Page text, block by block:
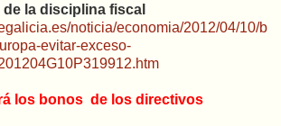
la disciplina fiscal
noticia/economia/2012/04/10/b
evitar-exceso-
los bonos de los directivos